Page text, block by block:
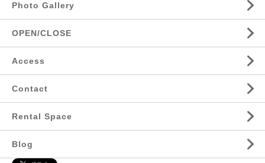
Photo Gallery
OPEN/CLOSE
Access
Contact
Rental Space
Blog